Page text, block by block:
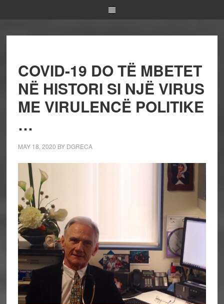
COVID-19 DO TË MBETET
NË HISTORI SI NJË VIRUS
ME VIRULENCË POLITIKE
…
MAY 18, 2020 BY DGRECA